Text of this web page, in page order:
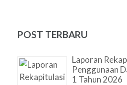
POST TERBARU
Laporan
Penggunaan
1 Tahun 2026